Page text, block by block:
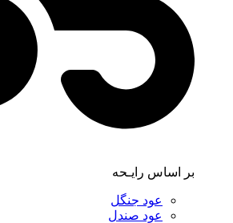
بر اساس رایـحه
عود جنگل
عود صندل